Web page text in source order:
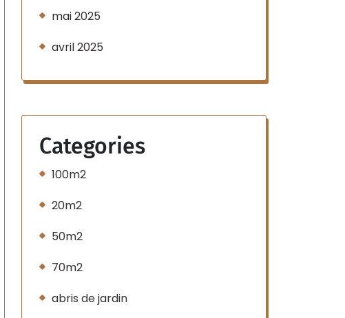
mai 2025
avril 2025
Categories
100m2
20m2
50m2
70m2
abris de jardin